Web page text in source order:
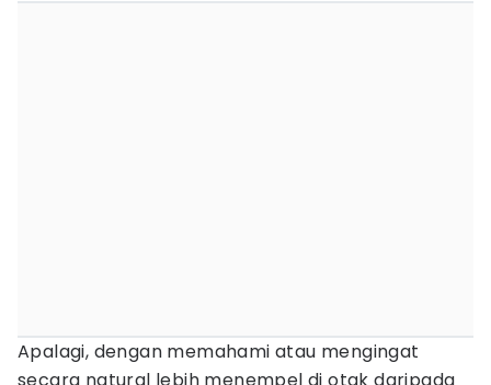
Apalagi, dengan memahami atau mengingat